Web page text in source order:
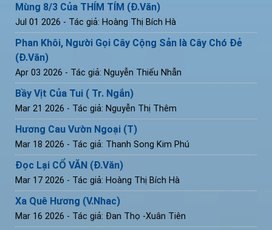
Mùng 8/3 Của THÍM TÍM (Đ.Văn)
Jul 01 2026 - Tác giả: Hoàng Thị Bích Hà
Phan Khôi, Người Gọi Cây Cộng Sản là Cây Chó Đẻ
(Đ.Văn)
Apr 03 2026 - Tác giả: Nguyễn Thiếu Nhẫn
Bầy Vịt Của Tui ( Tr. Ngắn)
Mar 21 2026 - Tác giả: Nguyễn Thị Thêm
Hương Cau Vườn Ngoại (T)
Mar 18 2026 - Tác giả: Thanh Song Kim Phú
Đọc Lại CỔ VĂN (Đ.Văn)
Mar 17 2026 - Tác giả: Hoàng Thị Bích Hà
Xa Quê Hương (V.Nhac)
Mar 16 2026 - Tác giả: Đan Thọ -Xuân Tiên